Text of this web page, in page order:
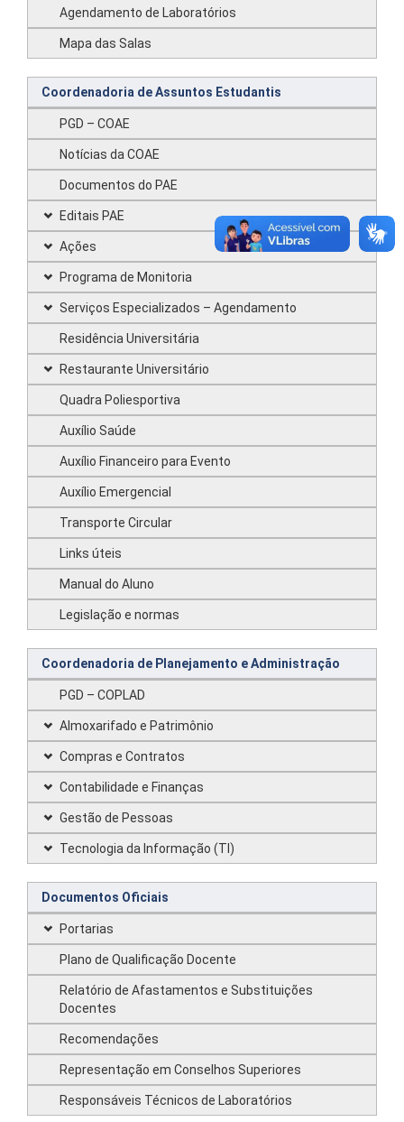
Agendamento de Laboratórios
Mapa das Salas
Coordenadoria de Assuntos Estudantis
PGD – COAE
Notícias da COAE
Documentos do PAE
Editais PAE
Ações
Programa de Monitoria
Serviços Especializados – Agendamento
Residência Universitária
Restaurante Universitário
Quadra Poliesportiva
Auxílio Saúde
Auxílio Financeiro para Evento
Auxílio Emergencial
Transporte Circular
Links úteis
Manual do Aluno
Legislação e normas
Coordenadoria de Planejamento e Administração
PGD – COPLAD
Almoxarifado e Patrimônio
Compras e Contratos
Contabilidade e Finanças
Gestão de Pessoas
Tecnologia da Informação (TI)
Documentos Oficiais
Portarias
Plano de Qualificação Docente
Relatório de Afastamentos e Substituições
Docentes
Recomendações
Representação em Conselhos Superiores
Responsáveis Técnicos de Laboratórios